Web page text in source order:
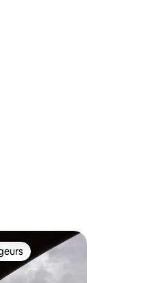
les plus appréciés